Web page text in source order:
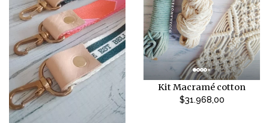
Kit Macramé cotton
$31.968,00